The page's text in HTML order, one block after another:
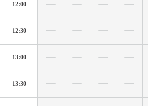
12:00
12:30
13:00
13:30